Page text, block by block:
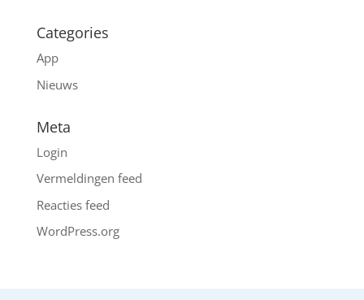
Categories
App
Nieuws
Meta
Login
Vermeldingen feed
Reacties feed
WordPress.org